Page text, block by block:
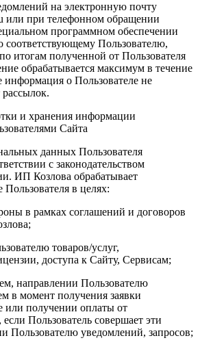
на электронную почту
или при телефонном обращении
программном обеспечении
соответствующему Пользователю,
итогам полученной от Пользователя
обрабатывается максимум в течение
информация о Пользователе не
рассылок.
и хранения информации
Сайта
данных Пользователя
с законодательством
ИП Козловa обрабатывает
в целях:
в рамках соглашений и договоров
товаров/услуг,
доступа к Сайту, Сервисам;
направлении Пользователю
в момент получения заявки
или получении оплаты от
если Пользователь совершает эти
Пользователю уведомлений, запросов;